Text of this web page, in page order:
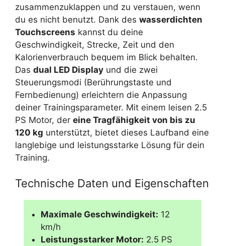
zusammenzuklappen und zu verstauen, wenn
du es nicht benutzt. Dank des wasserdichten
Touchscreens kannst du deine
Geschwindigkeit, Strecke, Zeit und den
Kalorienverbrauch bequem im Blick behalten.
Das dual LED Display und die zwei
Steuerungsmodi (Berührungstaste und
Fernbedienung) erleichtern die Anpassung
deiner Trainingsparameter. Mit einem leisen 2.5
PS Motor, der eine Tragfähigkeit von bis zu
120 kg unterstützt, bietet dieses Laufband eine
langlebige und leistungsstarke Lösung für dein
Training.
Technische Daten und Eigenschaften
Maximale Geschwindigkeit: 12
km/h
Leistungsstarker Motor: 2.5 PS